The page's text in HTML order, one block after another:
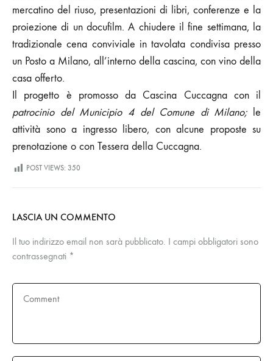
mercatino del riuso, presentazioni di libri, conferenze e la
proiezione di un docufilm. A chiudere il fine settimana, la
tradizionale cena conviviale in tavolata condivisa presso
un Posto a Milano, all’interno della cascina, con vino della
casa offerto.
Il progetto è promosso da Cascina Cuccagna con il
patrocinio del Municipio 4 del Comune di Milano;le
attività sono a ingresso libero, con alcune proposte su
prenotazione o con Tessera della Cuccagna.
POST VIEWS: 350
LASCIA UN COMMENTO
Il tuo indirizzo email non sarà pubblicato. I campi obbligatori sono
contrassegnati *